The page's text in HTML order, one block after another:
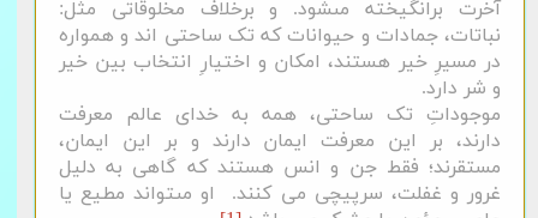
آخرت برانگیخته مى‏شود. و برخلاف مخلوقاتی مثل:
نباتات، جمادات و حیوانات که تک ساحتی اند و همواره
در مسیرِ خیر هستند، امکان و اختیارِ انتخاب بین خیر
و شر دارد.
موجوداتِ تک ساحتی، همه به خدای عالم معرفت
دارند، بر این معرفت ایمان دارند و بر این ایمان،
مستقرند؛ فقط جن و انس هستند که گاهی به دلیل
غرور و غفلت، سرپیچی می کنند. او مى‏تواند مطیع یا